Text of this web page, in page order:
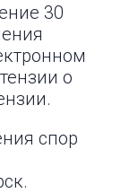
30
о
спор